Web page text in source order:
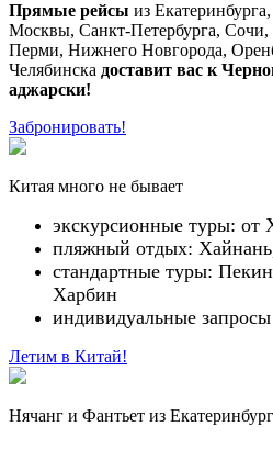
Прямые рейсы из
Москвы, Санкт-Петербурга,
Перми, Нижнего Новгорода,
Челябинска доставит вас к
аджарски!
Забронировать!
Китая много не бывает
экскурсионные туры: от
пляжный отдых:
стандартные туры:
Харбин
индивидуальные
Летим в Китай!
Нячанг и Фантьет из